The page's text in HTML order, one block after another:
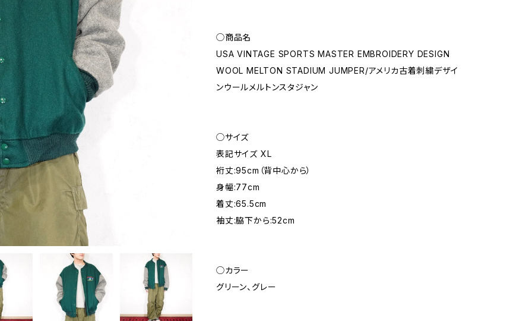
◯商品名
USA VINTAGE SPORTS MASTER EMBROIDERY DESIGN
WOOL MELTON STADIUM JUMPER/アメリカ古着刺繍デザイ
ンウールメルトンスタジャン
◯サイズ
表記サイズ XL
裄丈:95cm（背中心から）
身幅:77cm
着丈:65.5cm
袖丈:脇下から:52cm
◯カラー
グリーン、グレー